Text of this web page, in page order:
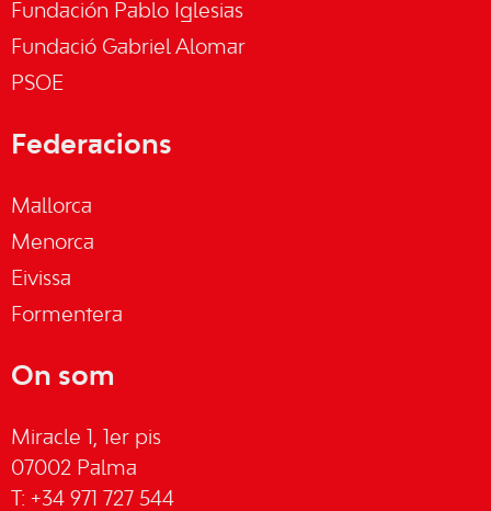
Fundación Pablo Iglesias
Fundació Gabriel Alomar
PSOE
Federacions
Mallorca
Menorca
Eivissa
Formentera
On som
Miracle 1, 1er pis
07002 Palma
T: +34 971 727 544